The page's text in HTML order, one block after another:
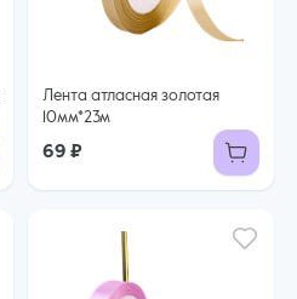
Лента атласная золотая
10мм*23м
69 ₽